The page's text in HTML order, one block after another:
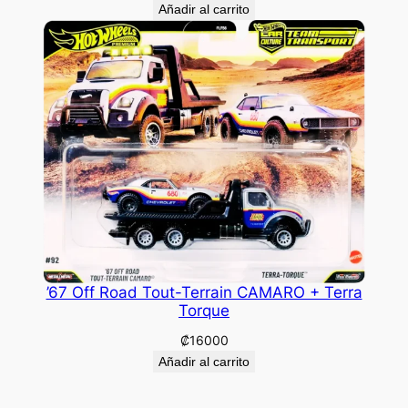
Añadir al carrito
’67 Off Road Tout-Terrain CAMARO + Terra
Torque
₡16000
Añadir al carrito